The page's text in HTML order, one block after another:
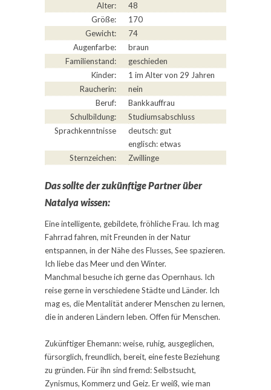
Alter:
48
Größe:
170
Gewicht:
74
Augenfarbe:
braun
Familienstand:
geschieden
Kinder:
1 im Alter von 29 Jahren
Raucherin:
nein
Beruf:
Bankkauffrau
Schulbildung:
Studiumsabschluss
Sprachkenntnisse
deutsch: gut
englisch: etwas
Sternzeichen:
Zwillinge
Das sollte der zukünftige Partner über
Natalya wissen:
Eine intelligente, gebildete, fröhliche Frau. Ich mag
Fahrrad fahren, mit Freunden in der Natur
entspannen, in der Nähe des Flusses, See spazieren.
Ich liebe das Meer und den Winter.
Manchmal besuche ich gerne das Opernhaus. Ich
reise gerne in verschiedene Städte und Länder. Ich
mag es, die Mentalität anderer Menschen zu lernen,
die in anderen Ländern leben. Offen für Menschen.
Zukünftiger Ehemann: weise, ruhig, ausgeglichen,
fürsorglich, freundlich, bereit, eine feste Beziehung
zu gründen. Für ihn sind fremd: Selbstsucht,
Zynismus, Kommerz und Geiz. Er weiß, wie man